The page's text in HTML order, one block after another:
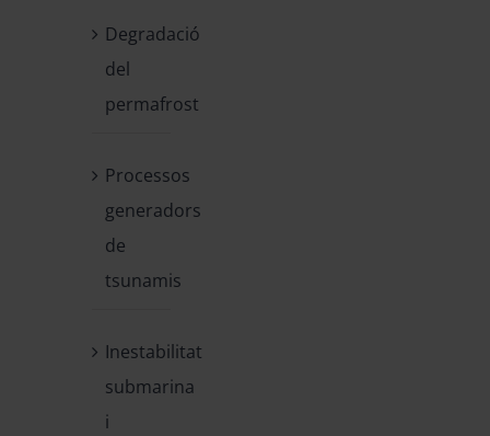
Degradació
del
permafrost
Processos
generadors
de
tsunamis
Inestabilitat
submarina
i